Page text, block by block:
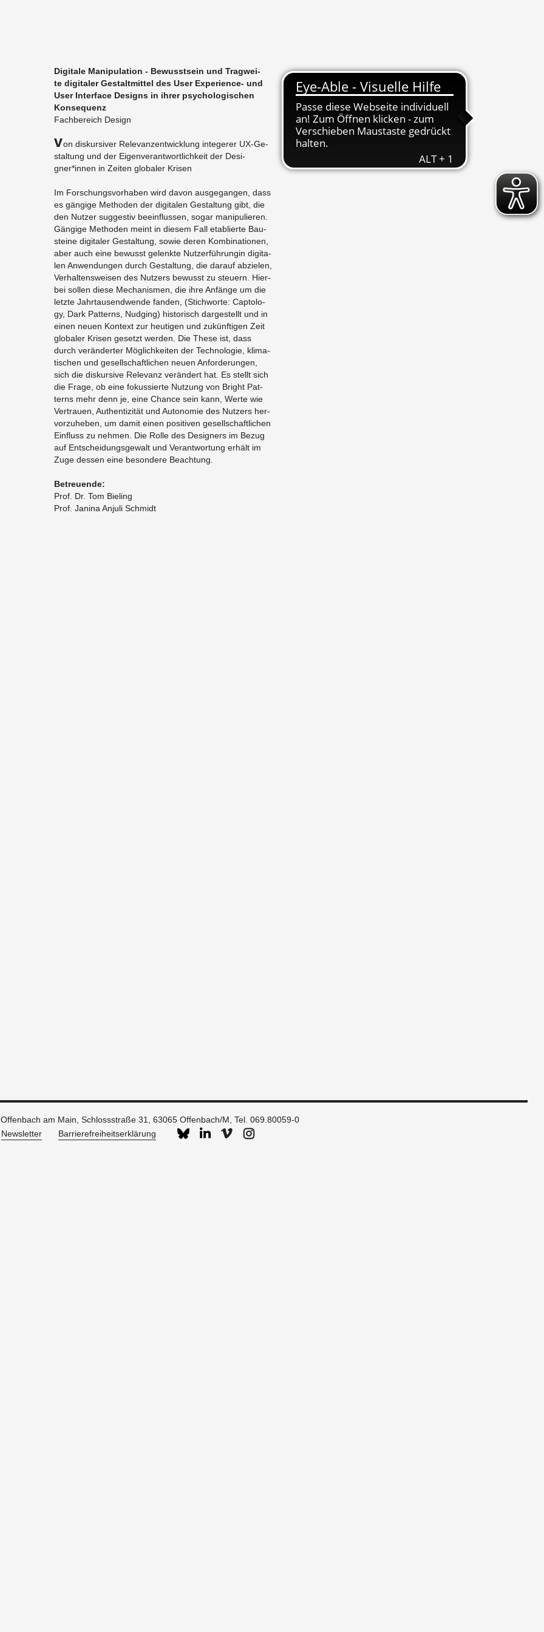
Di­gi­ta­le Ma­ni­pu­la­ti­on - Be­wusst­sein und Trag­wei­
te di­gi­ta­ler Ge­stalt­mit­tel des User Ex­pe­ri­ence- und
User In­ter­face De­signs in ihrer psy­cho­lo­gi­schen
Kon­se­quenz
Fach­be­reich De­sign
Von dis­kur­si­ver Re­le­vanz­ent­wick­lung in­te­ge­rer UX-Ge­
stal­tung und der Ei­gen­ver­ant­wort­lich­keit der De­si­
gner*innen in Zei­ten glo­ba­ler Kri­sen
Im For­schungs­vor­ha­ben wird davon aus­ge­gan­gen, dass
es gän­gi­ge Me­tho­den der di­gi­ta­len Ge­stal­tung gibt, die
den Nut­zer sug­ges­tiv be­ein­flus­sen, sogar ma­ni­pu­lie­ren.
Gän­gi­ge Me­tho­den meint in die­sem Fall eta­blier­te Bau­
stei­ne di­gi­ta­ler Ge­stal­tung, sowie deren Kom­bi­na­tio­nen,
aber auch eine be­wusst ge­lenk­te Nut­zer­füh­run­gin di­gi­ta­
len An­wen­dun­gen durch Ge­stal­tung, die dar­auf ab­zie­len,
Ver­hal­tens­wei­sen des Nut­zers be­wusst zu steu­ern. Hier­
bei sol­len diese Me­cha­nis­men, die ihre An­fän­ge um die
letz­te Jahr­tau­send­wen­de fan­den, (Stich­wor­te: Cap­to­lo­
gy, Dark Pat­terns, Nud­ging) his­to­risch dar­ge­stellt und in
einen neuen Kon­text zur heu­ti­gen und zu­künf­ti­gen Zeit
glo­ba­ler Kri­sen ge­setzt wer­den. Die These ist, dass
durch ver­än­der­ter Mög­lich­kei­ten der Tech­no­lo­gie, kli­ma­
ti­schen und ge­sell­schaft­li­chen neuen An­for­de­run­gen,
sich die dis­kur­si­ve Re­le­vanz ver­än­dert hat. Es stellt sich
die Frage, ob eine fo­kus­sier­te Nut­zung von Bright Pat­
terns mehr denn je, eine Chan­ce sein kann, Werte wie
Ver­trau­en, Au­then­ti­zi­tät und Au­to­no­mie des Nut­zers her­
vor­zu­he­ben, um damit einen po­si­ti­ven ge­sell­schaft­li­chen
Ein­fluss zu neh­men. Die Rolle des De­si­gners im Bezug
auf Ent­schei­dungs­ge­walt und Ver­ant­wor­tung er­hält im
Zuge des­sen eine be­son­de­re Be­ach­tung.
Be­treu­en­de:
Prof. Dr. Tom Bie­ling
​Prof. Ja­ni­na An­ju­li Schmidt
am Main, Schlossstraße 31, 63065 Offenbach/M, Tel. 069.80059-0
Newsletter
Barrierefreiheitserklärung